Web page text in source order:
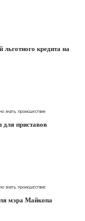
кредита на
знать, происшествие
приставов
знать, происшествие
мэра Майкопа